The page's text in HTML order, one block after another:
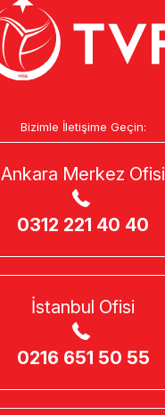
Bizimle İletişime Geçin:
Ankara Merkez Ofisi
0312 221 40 40
İstanbul Ofisi
0216 651 50 55